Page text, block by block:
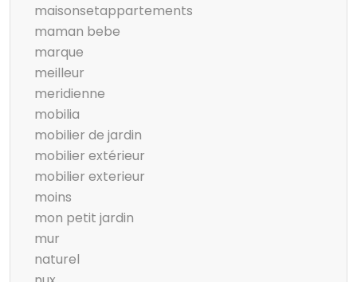
maisonsetappartements
maman bebe
marque
meilleur
meridienne
mobilia
mobilier de jardin
mobilier extérieur
mobilier exterieur
moins
mon petit jardin
mur
naturel